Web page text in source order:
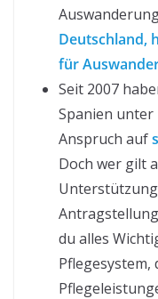
Deutschland,
für
Seit 2007
Spanien
Anspruch auf
Doch wer gilt
du alles
Pflegesystem,